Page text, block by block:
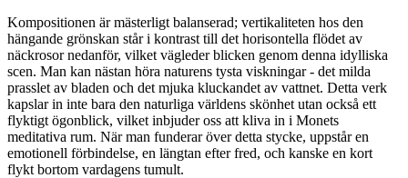
Kompositionen är mästerligt balanserad; vertikaliteten hos den
hängande grönskan står i kontrast till det horisontella flödet av
näckrosor nedanför, vilket vägleder blicken genom denna idylliska
scen. Man kan nästan höra naturens tysta viskningar - det milda
prasslet av bladen och det mjuka kluckandet av vattnet. Detta verk
kapslar in inte bara den naturliga världens skönhet utan också ett
flyktigt ögonblick, vilket inbjuder oss att kliva in i Monets
meditativa rum. När man funderar över detta stycke, uppstår en
emotionell förbindelse, en längtan efter fred, och kanske en kort
flykt bortom vardagens tumult.